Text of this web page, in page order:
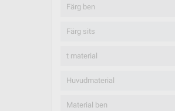
Färg ben
Färg sits
t material
Huvudmaterial
Material ben